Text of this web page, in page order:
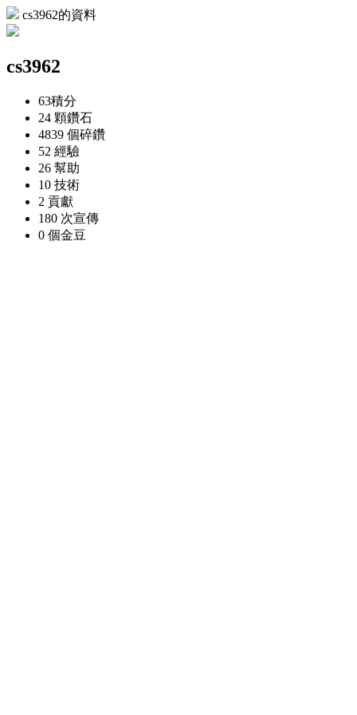
cs3962的資料
cs3962
63積分
24 顆鑽石
4839 個碎鑽
52 經驗
26 幫助
10 技術
2 貢獻
180 次宣傳
0 個金豆